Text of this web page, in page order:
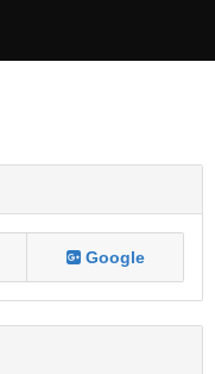
Google